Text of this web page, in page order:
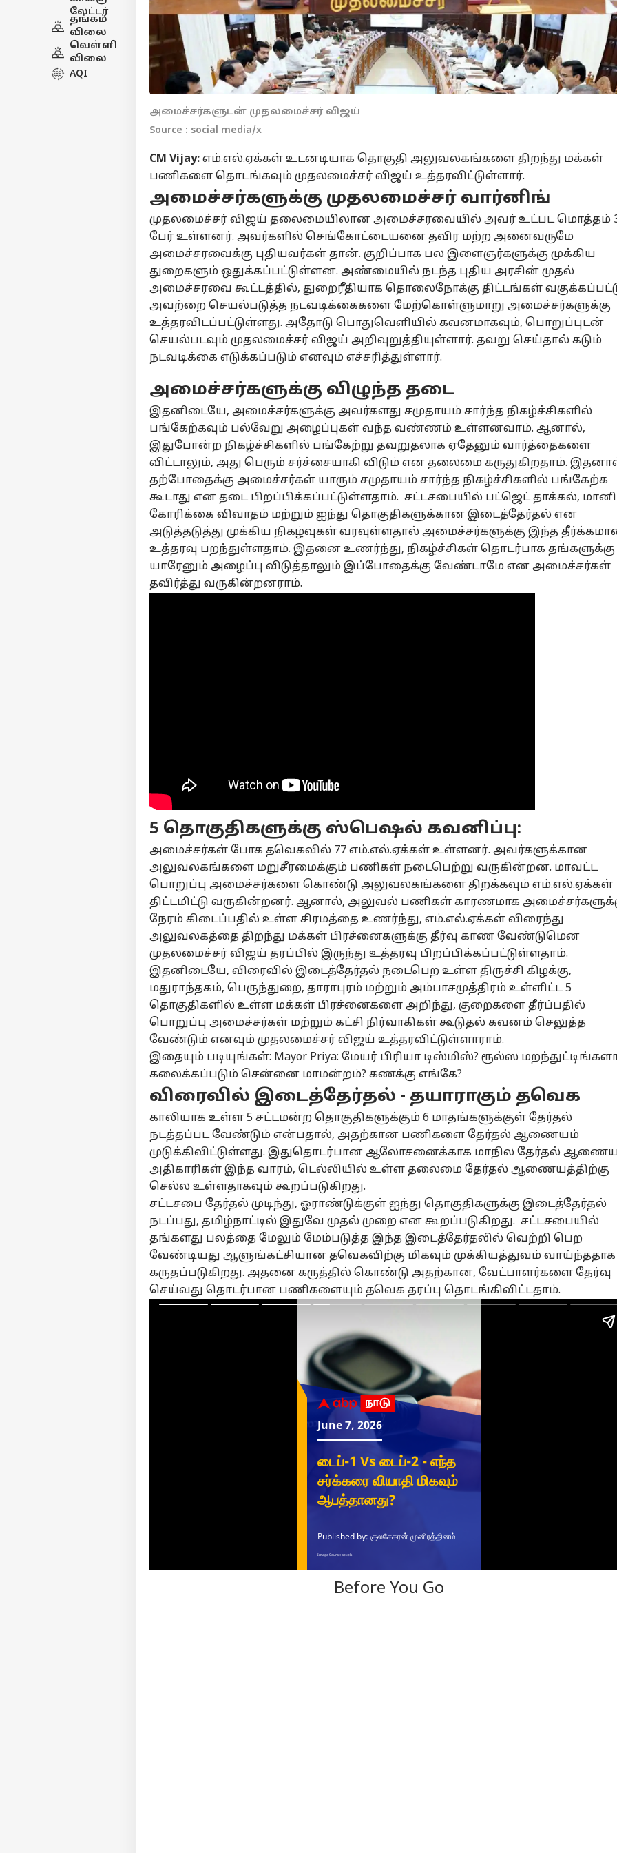
லேட்டர்
தங்கம்
விலை
வெள்ளி
விலை
AQI
அமைச்சர்களுடன் முதலமைச்சர் விஜய்
Source : social media/x
CM Vijay: எம்.எல்.ஏக்கள் உடனடியாக தொகுதி அலுவலகங்களை திறந்து மக்கள்
பணிகளை தொடங்கவும் முதலமைச்சர் விஜய் உத்தரவிட்டுள்ளார்.
அமைச்சர்களுக்கு முதலமைச்சர் வார்னிங்
முதலமைச்சர் விஜய் தலைமையிலான அமைச்சரவையில் அவர் உட்பட மொத்தம்
பேர் உள்ளனர். அவர்களில் செங்கோட்டையனை தவிர மற்ற அனைவருமே
அமைச்சரவைக்கு புதியவர்கள் தான். குறிப்பாக பல இளைஞர்களுக்கு முக்கிய
துறைகளும் ஒதுக்கப்பட்டுள்ளன. அண்மையில் நடந்த புதிய அரசின் முதல்
அமைச்சரவை கூட்டத்தில், துறைரீதியாக தொலைநோக்கு திட்டங்கள்
அவற்றை செயல்படுத்த நடவடிக்கைகளை மேற்கொள்ளுமாறு அமைச்சர்களுக்கு
உத்தரவிடப்பட்டுள்ளது. அதோடு பொதுவெளியில் கவனமாகவும், பொறுப்புடன்
செயல்படவும் முதலமைச்சர் விஜய் அறிவுறுத்தியுள்ளார். தவறு செய்தால் கடும்
நடவடிக்கை எடுக்கப்படும் எனவும் எச்சரித்துள்ளார்.
அமைச்சர்களுக்கு விழுந்த தடை
இதனிடையே, அமைச்சர்களுக்கு அவர்களது சமுதாயம் சார்ந்த நிகழ்ச்சிகளில்
பங்கேற்கவும் பல்வேறு அழைப்புகள் வந்த வண்ணம் உள்ளனவாம். ஆனால்,
இதுபோன்ற நிகழ்ச்சிகளில் பங்கேற்று தவறுதலாக ஏதேனும் வார்த்தைகளை
விட்டாலும், அது பெரும் சர்ச்சையாகி விடும் என தலைமை கருதுகிறதாம்.
தற்போதைக்கு அமைச்சர்கள் யாரும் சமுதாயம் சார்ந்த நிகழ்ச்சிகளில் பங்கேற்க
கூடாது என தடை பிறப்பிக்கப்பட்டுள்ளதாம். சட்டசபையில் பட்ஜெட் தாக்கல்,
கோரிக்கை விவாதம் மற்றும் ஐந்து தொகுதிகளுக்கான இடைத்தேர்தல் என
அடுத்தடுத்து முக்கிய நிகழ்வுகள் வரவுள்ளதால் அமைச்சர்களுக்கு இந்த
உத்தரவு பறந்துள்ளதாம். இதனை உணர்ந்து, நிகழ்ச்சிகள் தொடர்பாக தங்களுக்கு
யாரேனும் அழைப்பு விடுத்தாலும் இப்போதைக்கு வேண்டாமே என அமைச்சர்கள்
தவிர்த்து வருகின்றனராம்.
5 தொகுதிகளுக்கு ஸ்பெஷல் கவனிப்பு:
அமைச்சர்கள் போக தவெகவில் 77 எம்.எல்.ஏக்கள் உள்ளனர். அவர்களுக்கான
அலுவலகங்களை மறுசீரமைக்கும் பணிகள் நடைபெற்று வருகின்றன. மாவட்ட
பொறுப்பு அமைச்சர்களை கொண்டு அலுவலகங்களை திறக்கவும் எம்.எல்.ஏக்கள்
திட்டமிட்டு வருகின்றனர். ஆனால், அலுவல் பணிகள் காரணமாக
நேரம் கிடைப்பதில் உள்ள சிரமத்தை உணர்ந்து, எம்.எல்.ஏக்கள் விரைந்து
அலுவலகத்தை திறந்து மக்கள் பிரச்னைகளுக்கு தீர்வு காண வேண்டுமென
முதலமைச்சர் விஜய் தரப்பில் இருந்து உத்தரவு பிறப்பிக்கப்பட்டுள்ளதாம்.
இதனிடையே, விரைவில் இடைத்தேர்தல் நடைபெற உள்ள திருச்சி கிழக்கு,
மதுராந்தகம், பெருந்துறை, தாராபுரம் மற்றும் அம்பாசமுத்திரம் உள்ளிட்ட 5
தொகுதிகளில் உள்ள மக்கள் பிரச்னைகளை அறிந்து, குறைகளை தீர்ப்பதில்
பொறுப்பு அமைச்சர்கள் மற்றும் கட்சி நிர்வாகிகள் கூடுதல் கவனம் செலுத்த
வேண்டும் எனவும் முதலமைச்சர் விஜய் உத்தரவிட்டுள்ளாராம்.
இதையும் படியுங்கள்: Mayor Priya: மேயர் பிரியா டிஸ்மிஸ்? ரூல்ஸ
கலைக்கப்படும் சென்னை மாமன்றம்? கணக்கு எங்கே?
விரைவில் இடைத்தேர்தல் - தயாராகும் தவெக
காலியாக உள்ள 5 சட்டமன்ற தொகுதிகளுக்கும் 6 மாதங்களுக்குள் தேர்தல்
நடத்தப்பட வேண்டும் என்பதால், அதற்கான பணிகளை தேர்தல் ஆணையம்
முடுக்கிவிட்டுள்ளது. இதுதொடர்பான ஆலோசனைக்காக மாநில தேர்தல் ஆணைய
அதிகாரிகள் இந்த வாரம், டெல்லியில் உள்ள தலைமை தேர்தல் ஆணையத்திற்கு
செல்ல உள்ளதாகவும் கூறப்படுகிறது.
சட்டசபை தேர்தல் முடிந்து, ஓராண்டுக்குள் ஐந்து தொகுதிகளுக்கு இடைத்தேர்தல்
நடப்பது, தமிழ்நாட்டில் இதுவே முதல் முறை என கூறப்படுகிறது. சட்டசபையில்
தங்களது பலத்தை மேலும் மேம்படுத்த இந்த இடைத்தேர்தலில் வெற்றி பெற
வேண்டியது ஆளுங்கட்சியான தவெகவிற்கு மிகவும் முக்கியத்துவம் வாய்ந்ததாக
கருதப்படுகிறது. அதனை கருத்தில் கொண்டு அதற்கான, வேட்பாளர்களை தேர்வு
செய்வது தொடர்பான பணிகளையும் தவெக தரப்பு தொடங்கிவிட்டதாம்.
Before You Go
Hello Guest
எங்களிடம்
விளம்பரம் செய்ய
சுயவிவரம்
வேலைவாய்ப்புகள்
தொடர்புகொள்ள
கருத்துக்கேட்பு
தனியுரிமை
கொள்கை
LOGIN
பர்சனல் கார்னர்
முக்கிய கட்டுரைகள் டாப் ரீல்ஸ்
அரசியல்
சிஎம் விஜய்
கர்நாடகாவிற்கு வர
வேண்டாம் -
டி.கே.சிவக்குமார்
திடீர் அறிவிப்பு -
காரணம் என்ன.?
அரசியல்
செந்தில்
பாலாஜியை கைது
செய்ய தடை.! முன்
ஜாமின் வழங்கி
உச்சநீதிமன்றம்
அதிரடி உத்தரவு
அரசியல்
TVK ஆட்சி
அமைந்ததில்
இருந்தே
தடங்கல்தான்..!
அவகாசம்
நீட்டிக்கப்பட
வேண்டும் -
அரசுக்கு ஸ்டாலின்
கோரிக்கை
தமிழ்நாடு
அந்தர் பல்டி
அடித்து வந்த
அதிமுக முன்னாள்
அமைச்சர்கள்..
டம்மியாகவே
வைத்திருக்கும்
தவெக - காரணம்
என்ன?
ஆட்டோ
ஆத்தாடி ஆத்தா.!
ஒரே சார்ஜில் 805
கிமீ மைலேஜா.?!
BMW iX3 EV SUV
அறிமுகம்; கார்
சந்தையில் புரட்சி
ஆட்டோ
சபாஷ்..சரியான
போட்டி.! கியா
நேரடி சவால்.!
தட்டித் தூக்குமா
ஹூண்டாய் நீரா E-
MPV.?
3